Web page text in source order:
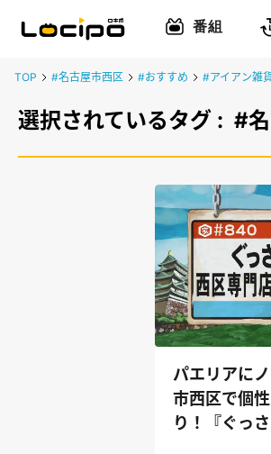
番組
TOP #名古屋市西区 #おすすめ #アイアン雑
選択されているタグ : #
パエリアに
市西区で個
り！『ぐっさ